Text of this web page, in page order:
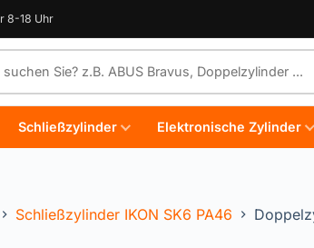
8-18 Uhr
Schließzylinder Elektronische Zylinder
Schließzylinder IKON SK6 PA46